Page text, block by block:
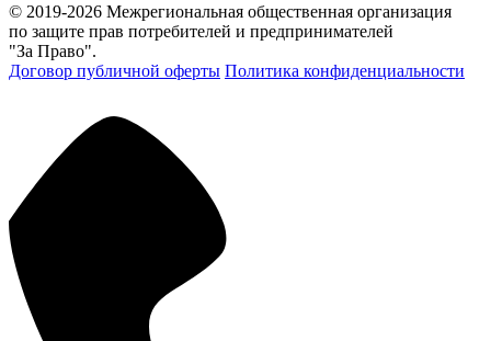
© 2019-2026 Межрегиональная общественная организация
по защите прав потребителей и предпринимателей
"За Право".
Договор публичной оферты Политика конфиденциальности